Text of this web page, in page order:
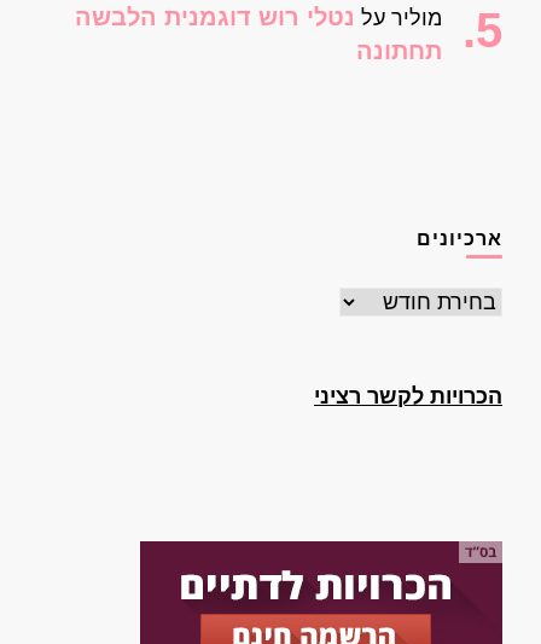
מוליר על נטלי רוש דוגמנית הלבשה
תחתונה
ארכיונים
ארכיונים
הכרויות לקשר רציני